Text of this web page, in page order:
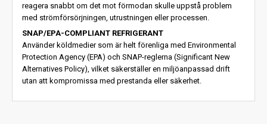
reagera snabbt om det mot förmodan skulle uppstå problem
med strömförsörjningen, utrustningen eller processen.
SNAP/EPA-COMPLIANT REFRIGERANT
Använder köldmedier som är helt förenliga med Environmental
Protection Agency (EPA) och SNAP-reglerna (Significant New
Alternatives Policy), vilket säkerställer en miljöanpassad drift
utan att kompromissa med prestanda eller säkerhet.